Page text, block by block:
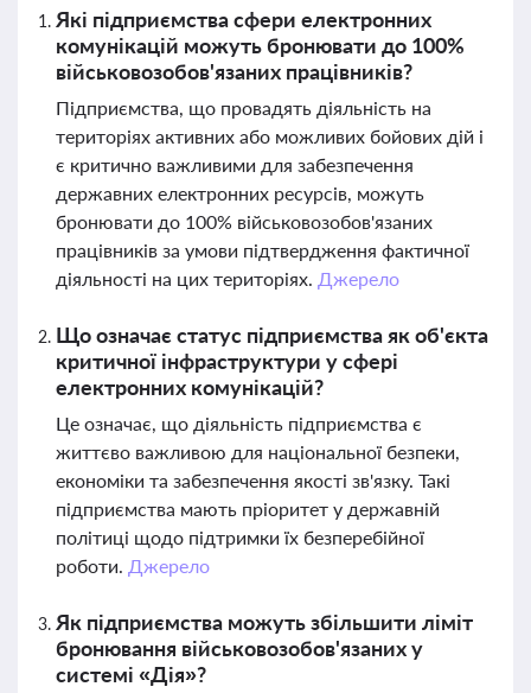
Які підприємства сфери електронних
комунікацій можуть бронювати до 100%
військовозобов'язаних працівників?
Підприємства, що провадять діяльність на
територіях активних або можливих бойових дій і
є критично важливими для забезпечення
державних електронних ресурсів, можуть
бронювати до 100% військовозобов'язаних
працівників за умови підтвердження фактичної
діяльності на цих територіях. Джерело
Що означає статус підприємства як об'єкта
критичної інфраструктури у сфері
електронних комунікацій?
Це означає, що діяльність підприємства є
життєво важливою для національної безпеки,
економіки та забезпечення якості зв'язку. Такі
підприємства мають пріоритет у державній
політиці щодо підтримки їх безперебійної
роботи. Джерело
Як підприємства можуть збільшити ліміт
бронювання військовозобов'язаних у
системі «Дія»?